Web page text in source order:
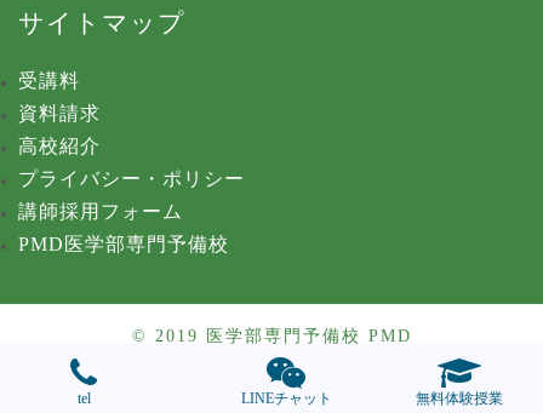
サイトマップ
受講料
資料請求
高校紹介
プライバシー・ポリシー
講師採用フォーム
PMD医学部専門予備校
© 2019 医学部専門予備校 PMD
tel LINEチャット 無料体験授業